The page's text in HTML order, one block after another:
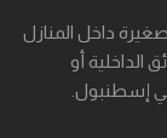
داخل المنازل
الداخلية أو
في إسطنبول.